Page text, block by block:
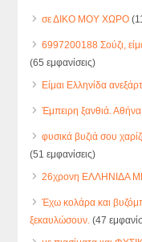
σε ΔΙΚΟ ΜΟΥ ΧΩΡΟ
6997200188 Σούζι,
(65 εμφανίσεις)
Είμαι Ελληνίδα
Έμπειρη ξανθιά. Αθήνα
φυσικά βυζιά σου
(51 εμφανίσεις)
26χρονη ΕΛΛΗΝΙΔΑ
Έχω κολάρα και
ξεκαυλώσουν. (47